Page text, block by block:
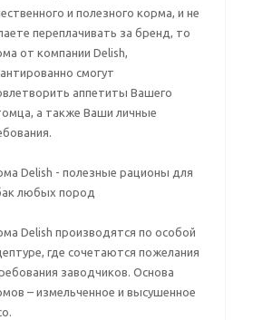
и полезного корма, и не
переплачивать за бренд, то
от компании Delish,
смогут
аппетиты Вашего
а также Ваши личные
Delish - полезные рационы для
любых пород
Delish производятся по особой
где сочетаются пожелания
заводчиков. Основа
– измельченное и высушенное